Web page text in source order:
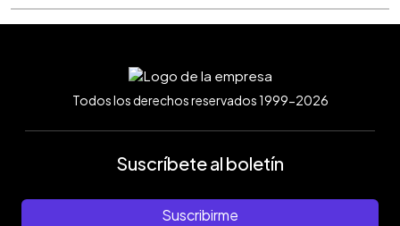
Todos los derechos reservados 1999-2026
Suscríbete al boletín
Suscribirme